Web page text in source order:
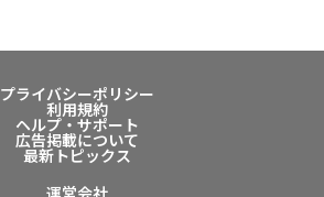
プライバシーポリシー
利用規約
ヘルプ・サポート
広告掲載について
最新トピックス